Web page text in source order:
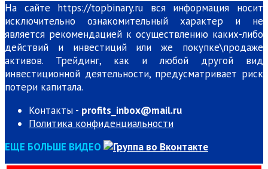
На сайте https://topbinary.ru вся информация носит
исключительно ознакомительный характер и не
является рекомендацией к осуществлению каких-либо
действий и инвестиций или же покупке\продаже
активов. Трейдинг, как и любой другой вид
инвестиционной деятельности, предусматривает риск
потери капитала.
Контакты - profits_inbox@mail.ru
Политика конфиденциальности
ЕЩЕ БОЛЬШЕ ВИДЕО